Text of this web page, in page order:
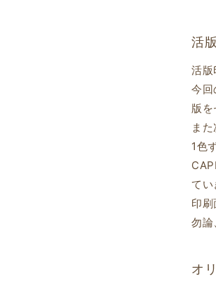
活
活版
今回
版を
ま
1色
てい
印
勿論
オ